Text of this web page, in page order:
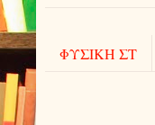
ΦΥΣΙΚΗ ΣΤ